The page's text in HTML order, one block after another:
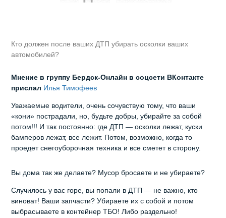
Кто должен после ваших ДТП убирать осколки ваших
автомобилей?
Мнение в группу Бердск-Онлайн в соцсети ВКонтакте
прислал Илья Тимофеев
Уважаемые водители, очень сочувствую тому, что ваши
«кони» пострадали, но, будьте добры, убирайте за собой
потом!!! И так постоянно: где ДТП — осколки лежат, куски
бамперов лежат, все лежит. Потом, возможно, когда то
проедет снегоуборочная техника и все сметет в сторону.
Вы дома так же делаете? Мусор бросаете и не убираете?
Случилось у вас горе, вы попали в ДТП — не важно, кто
виноват! Ваши запчасти? Убираете их с собой и потом
выбрасываете в контейнер ТБО! Либо раздельно!